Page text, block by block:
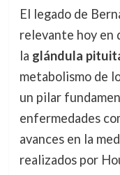
El legado de
relevante hoy en
la glándula
metabolismo de
un pilar
enfermedades
avances en la
realizados por